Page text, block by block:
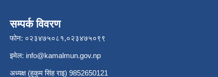
सम्पर्क विवरण
फोन: ०२३४७५०८१,०२३४७५०९९
इमेल: info@kamalmun.gov.np
अध्यक्ष (हुकुम सिंह राइ) 9852650121